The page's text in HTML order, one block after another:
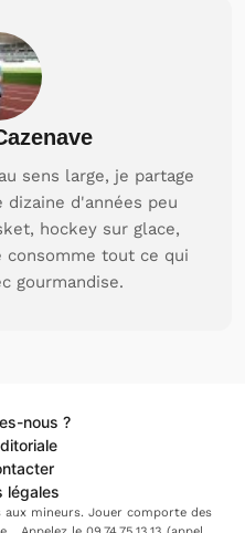
sens large, je partage
dizaine d'années peu
hockey sur glace,
consomme tout ce qui
gourmandise.
nous ?
légales
mineurs. Jouer comporte des